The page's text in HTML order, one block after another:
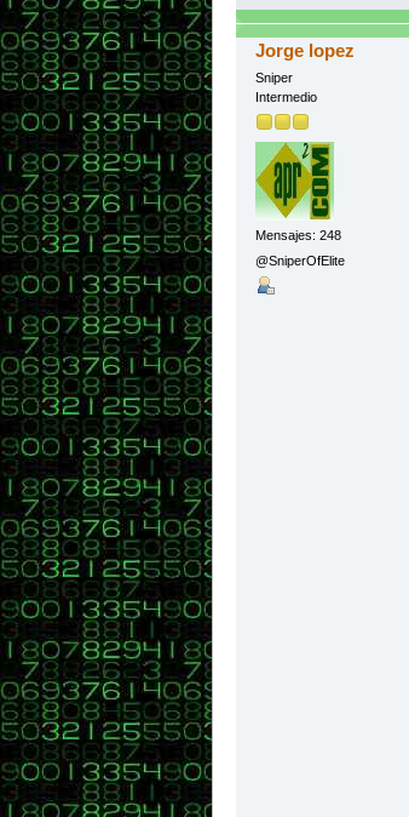
Jorge lopez
Sniper
Intermedio
Mensajes: 248
@SniperOfElite